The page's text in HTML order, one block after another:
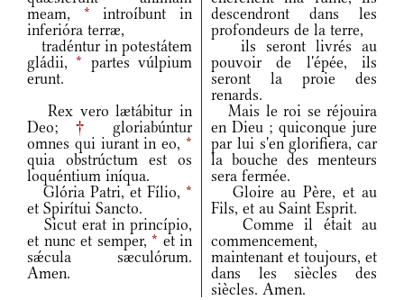
meam, * introíbunt in
inferióra terræ,
descendront dans les
profondeurs de la terre,
tradéntur in potestátem
gládii,* partes vúlpium
erunt.
ils seront livrés au
pouvoir de l'épée, ils
seront la proie des
renards.
Rex vero lætábitur in
Deo; †
gloriabúntur
omnes qui iurant in eo, *
quia obstrúctum est os
loquéntium iníqua.
Mais le roi se réjouira
en Dieu ; quiconque jure
par lui s'en glorifiera, car
la bouche des menteurs
sera fermée.
Glória Patri, et Fílio, *
et Spirítui Sancto.
Gloire au Père, et au
Fils, et au Saint Esprit.
Sicut erat in princípio,
et nunc et semper, * et in
sǽcula sæculórum.
Amen.
Comme il était au
commencement,
maintenant et toujours, et
dans les siècles des
siècles. Amen.